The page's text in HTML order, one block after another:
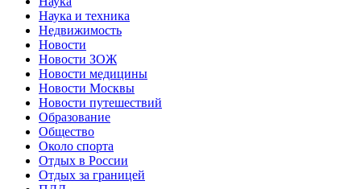
Наука и техника
Недвижимость
Новости
Новости ЗОЖ
Новости медицины
Новости Москвы
Новости путешествий
Образование
Общество
Около спорта
Отдых в России
Отдых за границей